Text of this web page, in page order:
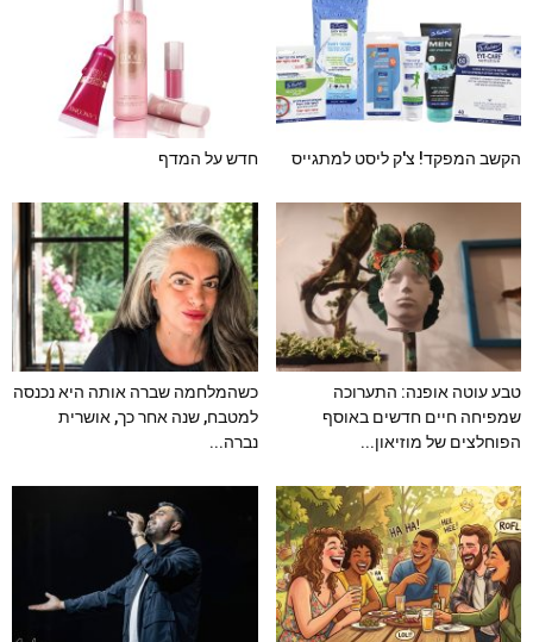
הקשב המפקד! צ'ק ליסט למתגייס חדש על המדף
טבע עוטה אופנה: התערוכה
שמפיחה חיים חדשים באוסף
הפוחלצים של מוזיאון...
כשהמלחמה שברה אותה היא נכנסה
למטבח, שנה אחר כך, אושרית
נברה...